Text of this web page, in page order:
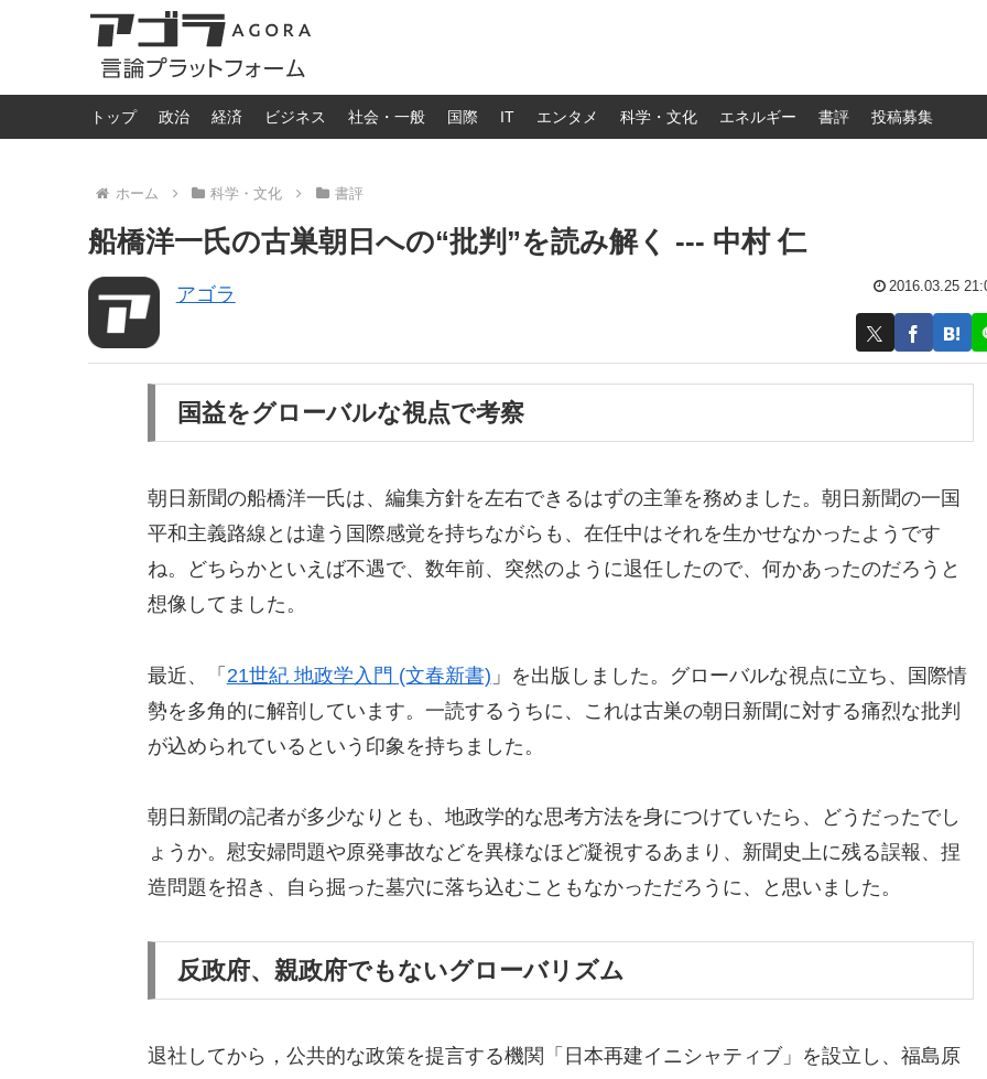
トップ 政治 経済 ビジネス 社会・一般 国際 IT エンタメ 科学・文化 エネルギー 書評 投稿募集
ホーム 科学・文化 書評
船橋洋一氏の古巣朝日への“批判”を読み解く --- 中村 仁
アゴラ 2016.03.25
国益をグローバルな視点で考察
朝日新聞の船橋洋一氏は、編集方針を左右できるはずの主筆を務めました。朝日新聞の一国
平和主義路線とは違う国際感覚を持ちながらも、在任中はそれを生かせなかったようです
ね。どちらかといえば不遇で、数年前、突然のように退任したので、何かあったのだろうと
想像してました。
最近、「 21世紀 地政学入門 (文春新書) 」を出版しました。グローバルな視点に立ち、国際情
勢を多角的に解剖しています。一読するうちに、これは古巣の朝日新聞に対する痛烈な批判
が込められているという印象を持ちました。
朝日新聞の記者が多少なりとも、地政学的な思考方法を身につけていたら、どうだったでし
ょうか。慰安婦問題や原発事故などを異様なほど凝視するあまり、新聞史上に残る誤報、捏
造問題を招き、自ら掘った墓穴に落ち込むこともなかっただろうに、と思いました。
反政府、親政府でもないグローバリズム
退社してから，公共的な政策を提言する機関「日本再建イニシャティブ」を設立し、福島原